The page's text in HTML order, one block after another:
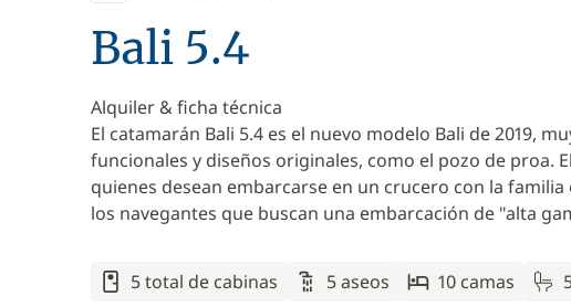
Bali 5.4
Alquiler & ficha técnica
El catamarán Bali 5.4 es el nuevo modelo Bali de 2019,
funcionales y diseños originales, como el pozo de proa.
quienes desean embarcarse en un crucero con la
los navegantes que buscan una embarcación de "alta
5 total de cabinas 5 aseos 10 camas